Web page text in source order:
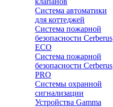
Система автоматики
для коттеджей
Система пожарной
безопасности Cerberus
ECO
Система пожарной
безопасности Cerberus
PRO
Системы охранной
сигнализации
Устройства Gamma